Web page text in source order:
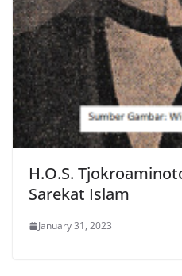
H.O.S.
Sarekat Islam
January 31, 2023